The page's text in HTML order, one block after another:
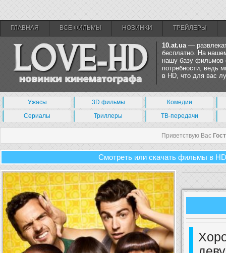
ГЛАВНАЯ ВСЕ ФИЛЬМЫ НОВИНКИ ТРЕЙЛЕРЫ
10.at.ua—
бесплатно. На
нашу базу фильмов
потребности, ведь
в HD, что для вас
Ужасы 3D фильмы
Комедии
Сериалы
Триллеры ТВ-передачи
Приветствую Вас
Смотреть или скачать фильмы в